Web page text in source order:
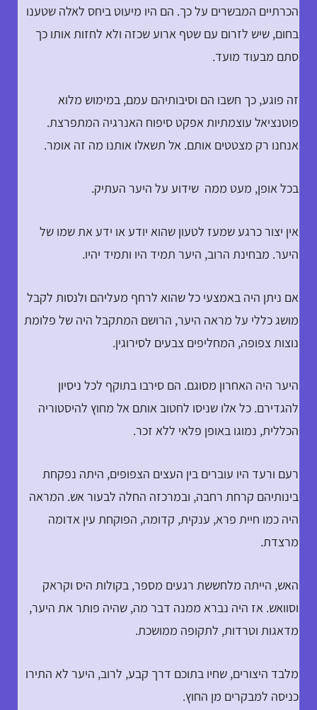
הכרתיים המבשרים על כך. הם היו מיעוט ביחס לאלה שטענו
בחום, שיש לזרום עם שטף ארוע שכזה ולא לחזות אותו כך
סתם מבעוד מועד.
זה פוגע, כך חשבו הם וסיבותיהם עמם, במימוש מלוא
פוטנציאל עוצמתיות אפקט סיפוח האנרגיה המתפרצת.
אנחנו רק מצטטים אותם. אל תשאלו אותנו מה זה אומר.
בכל אופן, מעט ממה שידוע על היער העתיק.
אין יצור כרגע שמעז לטעון שהוא יודע או ידע את שמו של
היער. מבחינת הרוב, היער תמיד היו ותמיד יהיו.
אם ניתן היה באמצעי כל שהוא לרחף מעליהם ולנסות לקבל
מושג כללי על מראה היער, הרושם המתקבל היה של פלומת
נוצות צפופה, המחליפים צבעים לסירוגין.
היער היה האחרון מסוגם. הם סירבו בתוקף לכל ניסיון
להגדירם. כל אלו שניסו לחטוב אותם אל מחוץ להיסטוריה
הכללית, נמוגו באופן פלאי ללא זכר.
רעם ורעד היו עוברים בין העצים הצפופים, היתה נפקחת
בינותיהם קרחת רחבה, ובמרכזה החלה לבעור אש. המראה
היה כמו חיית פרא, ענקית, קדומה, הפוקחת עין אדומה
מרצדת.
האש, הייתה מלחששת רגעים מספר, בקולות היס וקראק
וסוואש. אז היה נברא ממנה דבר מה, שהיה פותר את היער,
מדאגות וטרדות, לתקופה ממושכת.
מלבד היצורים, שחיו בתוכם דרך קבע, לרוב, היער לא התירו
כניסה למבקרים מן החוץ.